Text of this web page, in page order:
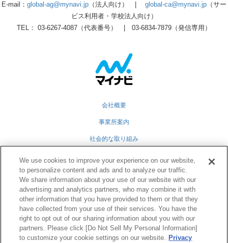
E-mail： global-ag@mynavi.jp （法人向け） | global-ca@mynavi.jp （サー
ビス利用者・学校法人向け）
TEL： 03-6267-4087（代表番号） | 03-6834-7879（発信専用）
会社概要
事業所案内
社会的な取り組み
グループ会社
個人情報保護方針
業務運営規定
TwitterFacebook
RSS
We use cookies to improve your experience on our website,
to personalize content and ads and to analyze our traffic.
We share information about your use of our website with our
advertising and analytics partners, who may combine it with
other information that you have provided to them or that they
have collected from your use of their services. You have the
right to opt out of our sharing information about you with our
partners. Please click [Do Not Sell My Personal Information]
to customize your cookie settings on our website. Privacy